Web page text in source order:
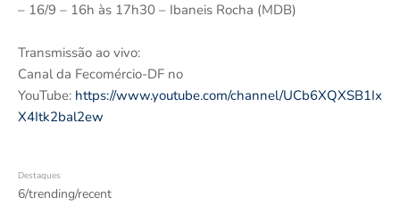
– 16/9 – 16h às 17h30 – Ibaneis Rocha (MDB)
Transmissão ao vivo:
Canal da Fecomércio-DF no
YouTube: https://www.youtube.com/channel/UCb6XQXSB1Ix
X4Itk2bal2ew
Destaques
6/trending/recent